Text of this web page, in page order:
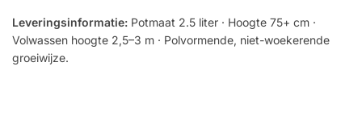
Leveringsinformatie: Potmaat 2.5 liter · Hoogte 75+ cm ·
Volwassen hoogte 2,5–3 m · Polvormende, niet-woekerende
groeiwijze.